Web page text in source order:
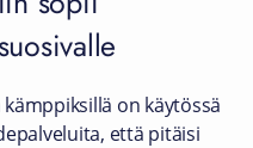
on käytössä
että pitäisi